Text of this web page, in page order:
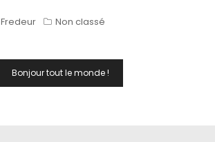
Fredeur Non classé
Bonjour tout le monde !